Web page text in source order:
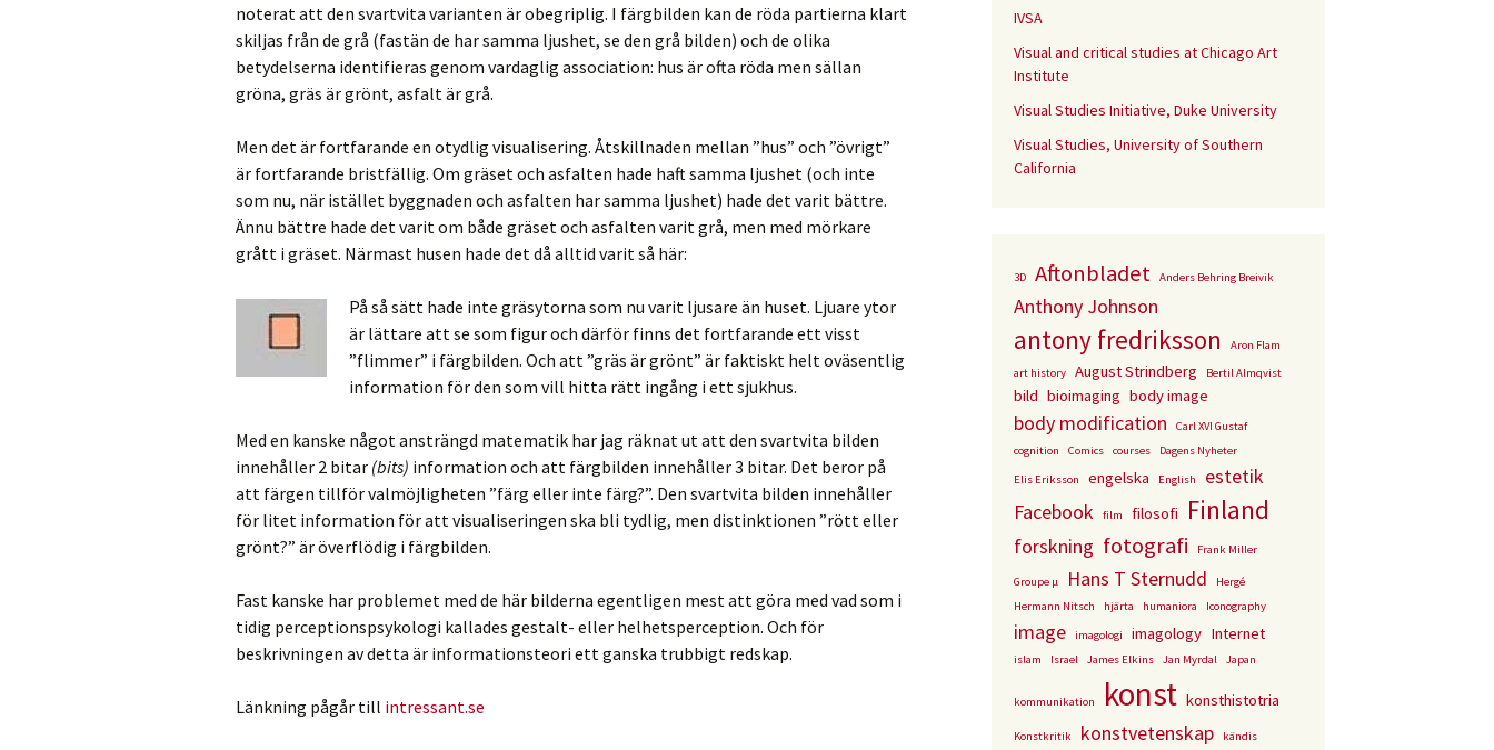
noterat att den svartvita varianten är obegriplig. I färgbilden kan de röda partierna klart
skiljas från de grå (fastän de har samma ljushet, se den grå bilden) och de olika
betydelserna identifieras genom vardaglig association: hus är ofta röda men sällan
gröna, gräs är grönt, asfalt är grå.
Men det är fortfarande en otydlig visualisering. Åtskillnaden mellan ”hus” och ”övrigt”
är fortfarande bristfällig. Om gräset och asfalten hade haft samma ljushet (och inte
som nu, när istället byggnaden och asfalten har samma ljushet) hade det varit bättre.
Ännu bättre hade det varit om både gräset och asfalten varit grå, men med mörkare
grått i gräset. Närmast husen hade det då alltid varit så här:
På så sätt hade inte gräsytorna som nu varit ljusare än huset. Ljuare ytor
är lättare att se som figur och därför finns det fortfarande ett visst
”flimmer” i färgbilden. Och att ”gräs är grönt” är faktiskt helt oväsentlig
information för den som vill hitta rätt ingång i ett sjukhus.
Med en kanske något ansträngd matematik har jag räknat ut att den svartvita bilden
innehåller 2 bitar (bits) information och att färgbilden innehåller 3 bitar. Det beror på
att färgen tillför valmöjligheten ”färg eller inte färg?”. Den svartvita bilden innehåller
för litet information för att visualiseringen ska bli tydlig, men distinktionen ”rött eller
grönt?” är överflödig i färgbilden.
Fast kanske har problemet med de här bilderna egentligen mest att göra med vad som i
tidig perceptionspsykologi kallades gestalt- eller helhetsperception. Och för
beskrivningen av detta är informationsteori ett ganska trubbigt redskap.
Länkning pågår till intressant.se
IVSA
Visual and critical studies at Chicago Art
Institute
Visual Studies Initiative, Duke University
Visual Studies, University of Southern
California
3D Aftonbladet Anders Behring Breivik
Anthony Johnson
antony fredriksson
Aron Flam
art history
August Strindberg Bertil Almqvist
bild bioimaging body image
body modification
Carl XVI Gustaf
cognition
Comics courses
Dagens Nyheter
Elis Eriksson
engelska English
estetik
Facebook
film filosofi Finland
forskning fotografi Frank Miller
Groupe µ Hans T Sternudd
Hergé
Hermann Nitsch
hjärta humaniora Iconography
image imagologi imagology Internet
islam Israel James Elkins Jan Myrdal Japan
kommunikation konst konsthistotria
Konstkritik konstvetenskap kändis